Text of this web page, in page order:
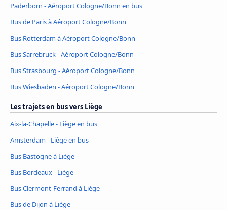
Paderborn - Aéroport Cologne/Bonn en bus
Bus de Paris à Aéroport Cologne/Bonn
Bus Rotterdam à Aéroport Cologne/Bonn
Bus Sarrebruck - Aéroport Cologne/Bonn
Bus Strasbourg - Aéroport Cologne/Bonn
Bus Wiesbaden - Aéroport Cologne/Bonn
Les trajets en bus vers Liège
Aix-la-Chapelle - Liège en bus
Amsterdam - Liège en bus
Bus Bastogne à Liège
Bus Bordeaux - Liège
Bus Clermont-Ferrand à Liège
Bus de Dijon à Liège